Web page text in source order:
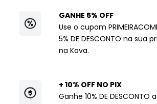
GANHE 5% OFF
Use o cupom
5% DE DESCONTO na sua
na Kava.
+ 10% OFF NO PIX
Ganhe 10% DE DESCONTO